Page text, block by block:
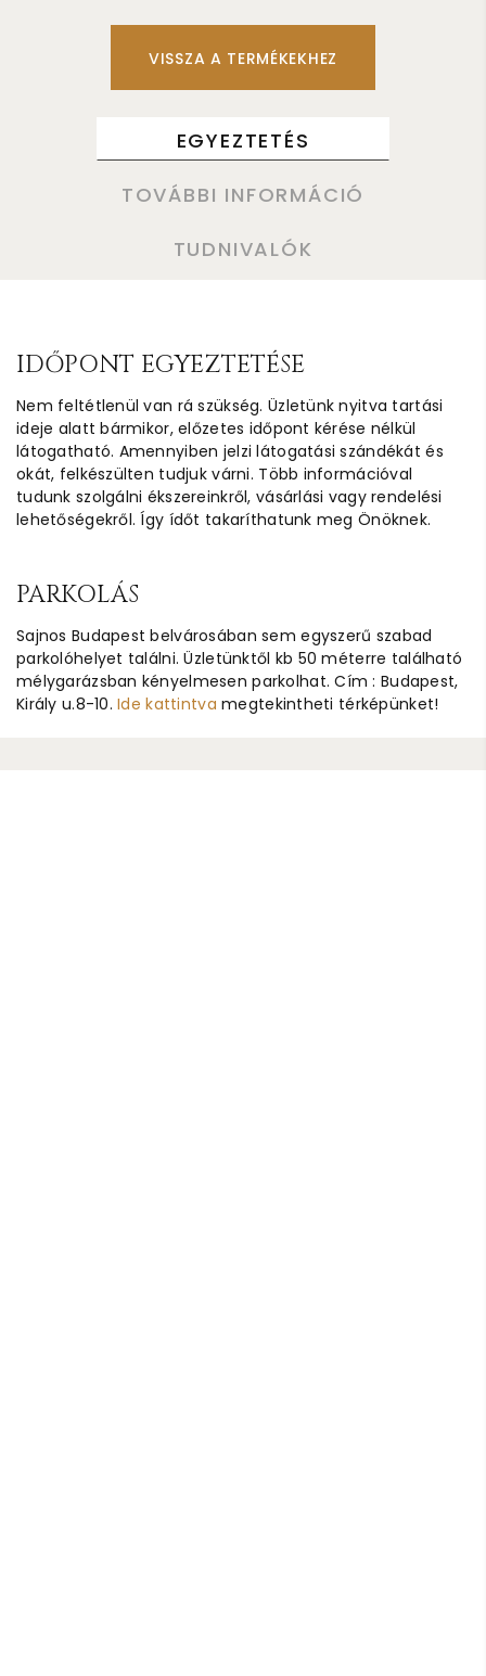
VISSZA A TERMÉKEKHEZ
EGYEZTETÉS
TOVÁBBI INFORMÁCIÓ
TUDNIVALÓK
IDŐPONT EGYEZTETÉSE
Nem feltétlenül van rá szükség. Üzletünk nyitva tartási
ideje alatt bármikor, előzetes időpont kérése nélkül
látogatható. Amennyiben jelzi látogatási szándékát és
okát, felkészülten tudjuk várni. Több információval
tudunk szolgálni ékszereinkről, vásárlási vagy rendelési
lehetőségekről. Így ídőt takaríthatunk meg Önöknek.
PARKOLÁS
Sajnos Budapest belvárosában sem egyszerű szabad
parkolóhelyet találni. Üzletünktől kb 50 méterre található
mélygarázsban kényelmesen parkolhat. Cím : Budapest,
Király u.8-10.Ide kattintva megtekintheti térképünket!